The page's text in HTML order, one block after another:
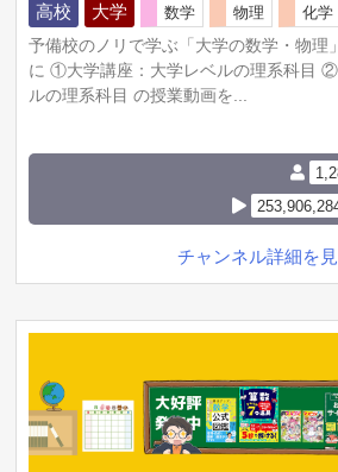
高校 大学 数学 物理 化学
予備校のノリで学ぶ「大学の数学・物理
に ①大学講座：大学レベルの理系科目
ルの理系科目 の授業動画を...
チャンネル詳細を